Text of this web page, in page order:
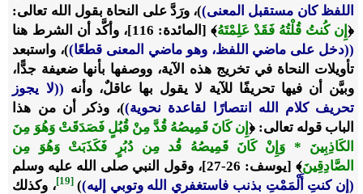
اللفظ كان مستقبل المعنى))، ورَدَّ على النحاة بقول الله تعالى:
﴿إِن كُنتُ قُلْتُهُ فَقَدْ عَلِمْتَهُ﴾ [المائدة: 116]، وأكَّد أن الشرط هنا
((دخل على ماضي اللفظ، وهو ماضي المعنى قطعًا))، واستبعد
تأويلات النحاة في تخريج هذه الآية، ووصفها بأنها ضعيفة جدًّا،
وبيَّن أن فيها تحريفًا للآية لا يقول بها عاقلٌ، وأنه ((لا يجوز
تحريف كلام الله انتصارًا لقاعدة نحوية))، وذكر أن من هذا
الباب قوله تعالى:﴿إِن كَانَ قَمِيصُهُ قُدَّ مِنْ قُبُلٍ فَصَدَقَتْ وَهُوَ مِنَ
الكَاذِبِينَ * وَإِنْ كَانَ قَمِيصُهُ قُد مِن دُبُرٍ فَكَذَبَتْ وَهُوَ مِن
الصَّادِقِينَ﴾[يوسف: 26-27]، وقول النبي صلى الله عليه وسلم
(إن كنتِ أَلْمَمْتِ بذنب فاستغفري الله وتوبي إليه))
[19]
، وكذلك